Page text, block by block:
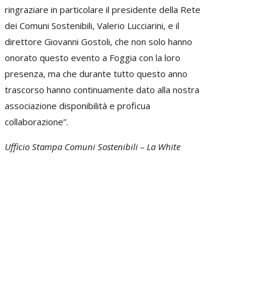
ringraziare in particolare il presidente della Rete
dei Comuni Sostenibili, Valerio Lucciarini, e il
direttore Giovanni Gostoli, che non solo hanno
onorato questo evento a Foggia con la loro
presenza, ma che durante tutto questo anno
trascorso hanno continuamente dato alla nostra
associazione disponibilità e proficua
collaborazione”.
Ufficio Stampa Comuni Sostenibili – La White